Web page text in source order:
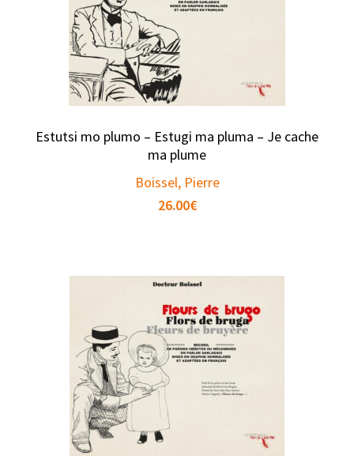
Estutsi mo plumo – Estugi ma pluma – Je cache
ma plume
Boissel, Pierre
26.00€